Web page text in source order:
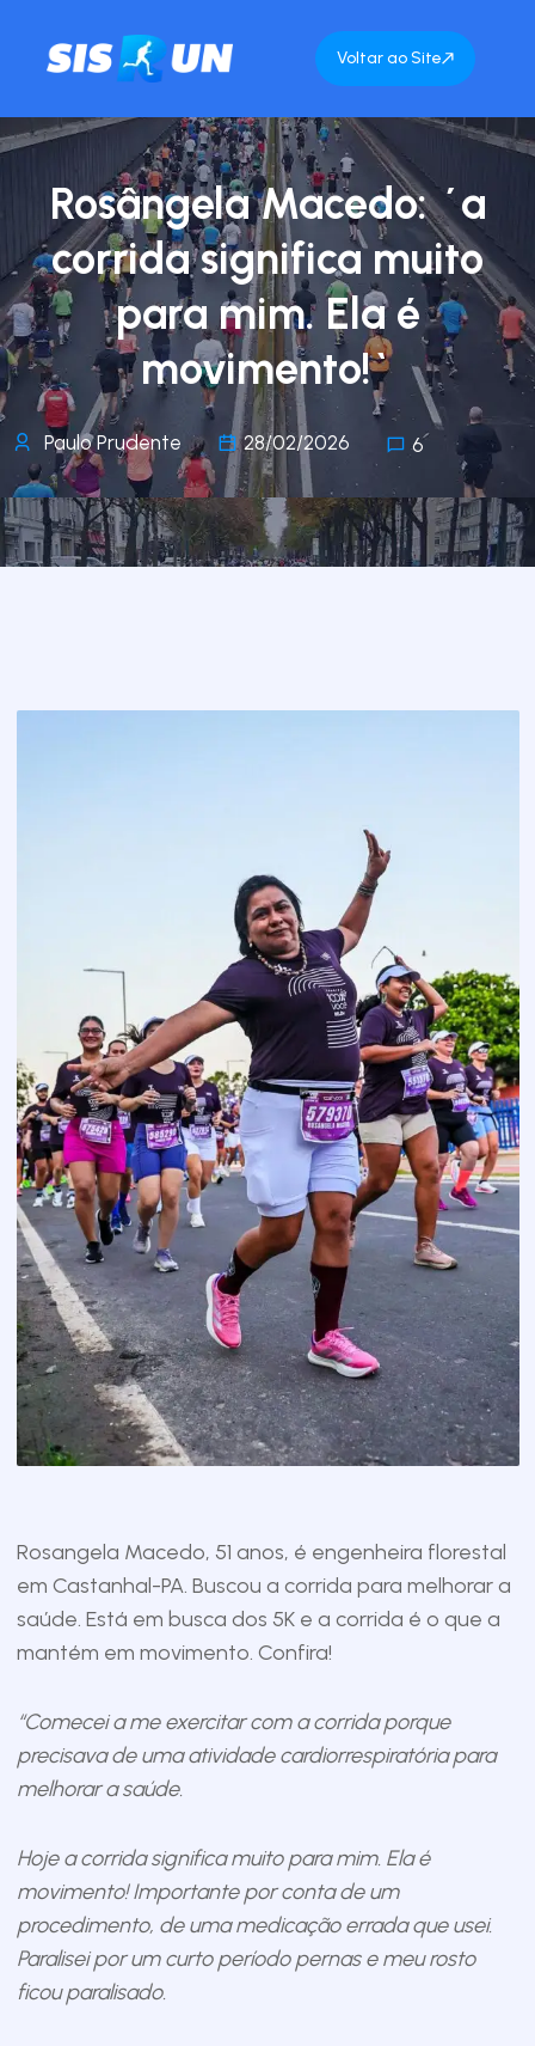
Voltar ao Site
Rosângela Macedo: ´a
corrida significa muito
para mim. Ela é
movimento!`
Paulo Prudente 28/02/2026 6
Rosangela Macedo, 51 anos, é engenheira florestal
em Castanhal-PA. Buscou a corrida para melhorar a
saúde. Está em busca dos 5K e a corrida é o que a
mantém em movimento. Confira!
“Comecei a me exercitar com a corrida porque
precisava de uma atividade cardiorrespiratória para
melhorar a saúde.
Hoje a corrida significa muito para mim. Ela é
movimento! Importante por conta de um
procedimento, de uma medicação errada que usei.
Paralisei por um curto período pernas e meu rosto
ficou paralisado.